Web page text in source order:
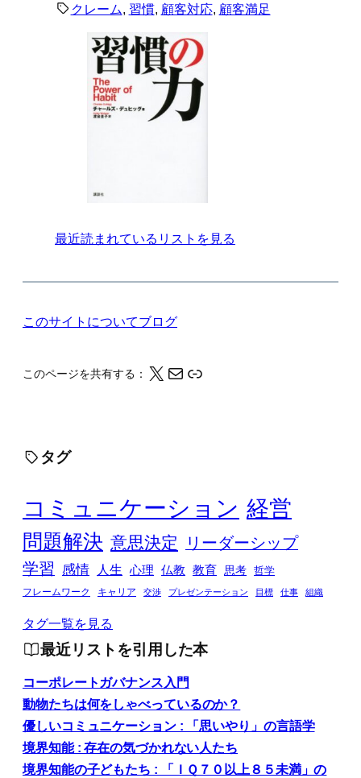
クレーム, 習慣, 顧客対応, 顧客満足
最近読まれているリストを見る
このサイトについてブログ
このページを共有する： X メール このページの情報をクリップボードにコピーする
タグ
コミュニケーション 経営
問題解決 意思決定
リーダーシップ
学習
感情 人生 心理 仏教 教育 思考
哲学
フレームワーク
キャリア 交渉 プレゼンテーション 目標 仕事 組織
タグ一覧を見る
最近リストを引用した本
コーポレートガバナンス入門
動物たちは何をしゃべっているのか？
優しいコミュニケーション : 「思いやり」の言語学
境界知能 : 存在の気づかれない人たち
境界知能の子どもたち : 「ＩＱ７０以上８５未満」の